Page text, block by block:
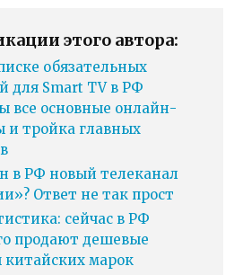
этого автора:
обязательных
для Smart TV в РФ
все основные онлайн-
и тройка главных
в РФ новый телеканал
Ответ не так прост
сейчас в РФ
продают дешевые
китайских марок